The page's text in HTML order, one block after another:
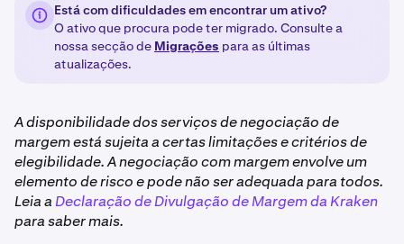
Está com dificuldades em encontrar um ativo?
O ativo que procura pode ter migrado. Consulte a
nossa secção de Migrações para as últimas
atualizações.
A disponibilidade dos serviços de negociação de
margem está sujeita a certas limitações e critérios de
elegibilidade. A negociação com margem envolve um
elemento de risco e pode não ser adequada para todos.
Leia a Declaração de Divulgação de Margem da Kraken
para saber mais.